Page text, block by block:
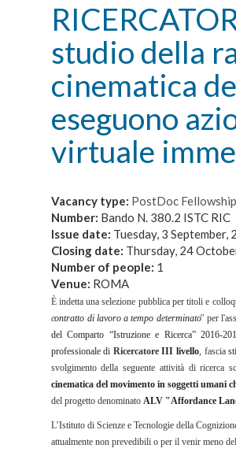
studio della
cinematica
eseguono
virtuale
Vacancy type: PostDoc
Number: Bando N. 380.2 ISTC RIC
Issue date: Tuesday, 3 September,
Closing date: Thursday, 24
Number of people: 1
Venue: ROMA
È indetta una selezione pubblica per titoli e
contratto di lavoro a tempo determinato" per
del Comparto “Istruzione e Ricerca” 2016-
professionale di RicercatoreIII livello, fascia
svolgimento della seguente attività di ricerca
cinematica del movimento in soggetti umani
del progetto denominato ALV "Affordance
L’Istituto di Scienze e Tecnologie della
attualmente non prevedibili o per il venir meno